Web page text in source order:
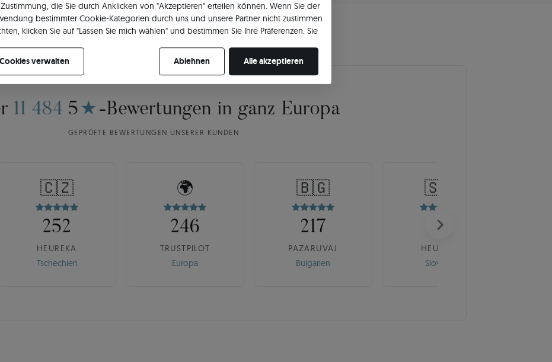
11 484 5 ★ -Bewertungen in ganz Europa
GEPRÜFTE BEWERTUNGEN UNSERER KUNDEN
🇨🇿
252
HEUREKA
Tschechien
🌍
246
TRUSTPILOT
Europa
🇧🇬
217
PAZARUVAJ
Bulgarien
🇸🇰
175
HEUREKA
Slowakei
die Sie durch Anklicken von "Akzeptieren" erteilen können. Wenn Sie der
bestimmter Cookie-Kategorien durch uns und unsere Partner nicht zustimmen
klicken Sie auf "Lassen Sie mich wählen" und bestimmen Sie Ihre Präferenzen. Sie
Cookies verwalten
Ablehnen Alle akzeptieren